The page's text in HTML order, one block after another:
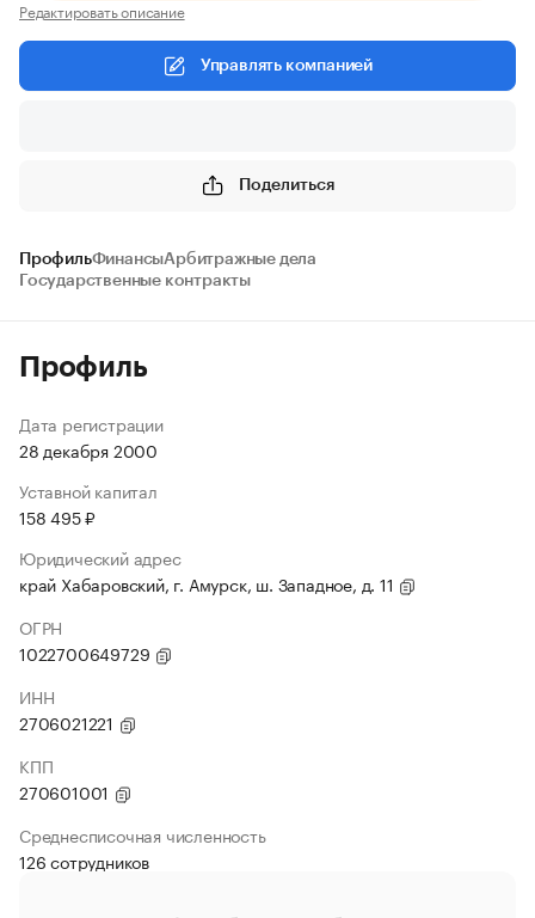
Редактировать описание
Управлять компанией
Поделиться
ПрофильФинансыАрбитражные дела
Государственные контракты
Профиль
Дата регистрации
28 декабря 2000
Уставной капитал
158 495 ₽
Юридический адрес
край Хабаровский, г. Амурск, ш. Западное, д. 11
ОГРН
1022700649729
ИНН
2706021221
КПП
270601001
Среднесписочная численность
126 сотрудников